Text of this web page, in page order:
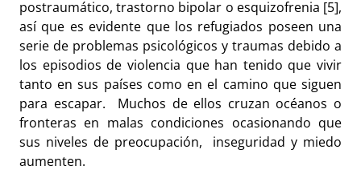
postraumático, trastorno bipolar o esquizofrenia [5],
así que es evidente que los refugiados poseen una
serie de problemas psicológicos y traumas debido a
los episodios de violencia que han tenido que vivir
tanto en sus países como en el camino que siguen
para escapar. Muchos de ellos cruzan océanos o
fronteras en malas condiciones ocasionando que
sus niveles de preocupación, inseguridad y miedo
aumenten.